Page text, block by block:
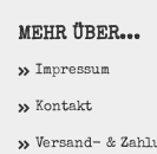
MEHR ÜBER...
Impressum
Kontakt
Versand- &